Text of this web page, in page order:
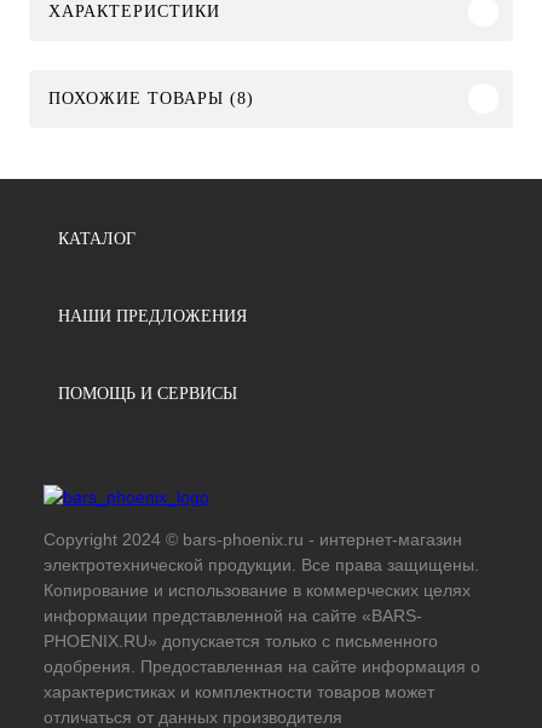
ХАРАКТЕРИСТИКИ
ПОХОЖИЕ ТОВАРЫ (8)
КАТАЛОГ
НАШИ ПРЕДЛОЖЕНИЯ
ПОМОЩЬ И СЕРВИСЫ
Copyright 2024 © bars-phoenix.ru - интернет-магазин
электротехнической продукции. Все права защищены.
Копирование и использование в коммерческих целях
информации представленной на сайте «BARS-
PHOENIX.RU» допускается только с письменного
одобрения. Предоставленная на сайте информация о
характеристиках и комплектности товаров может
отличаться от данных производителя